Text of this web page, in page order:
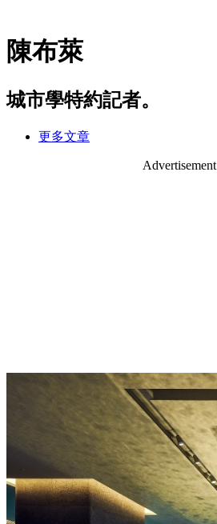
陳布萊
城市學特約記者。
更多文章
Advertisement